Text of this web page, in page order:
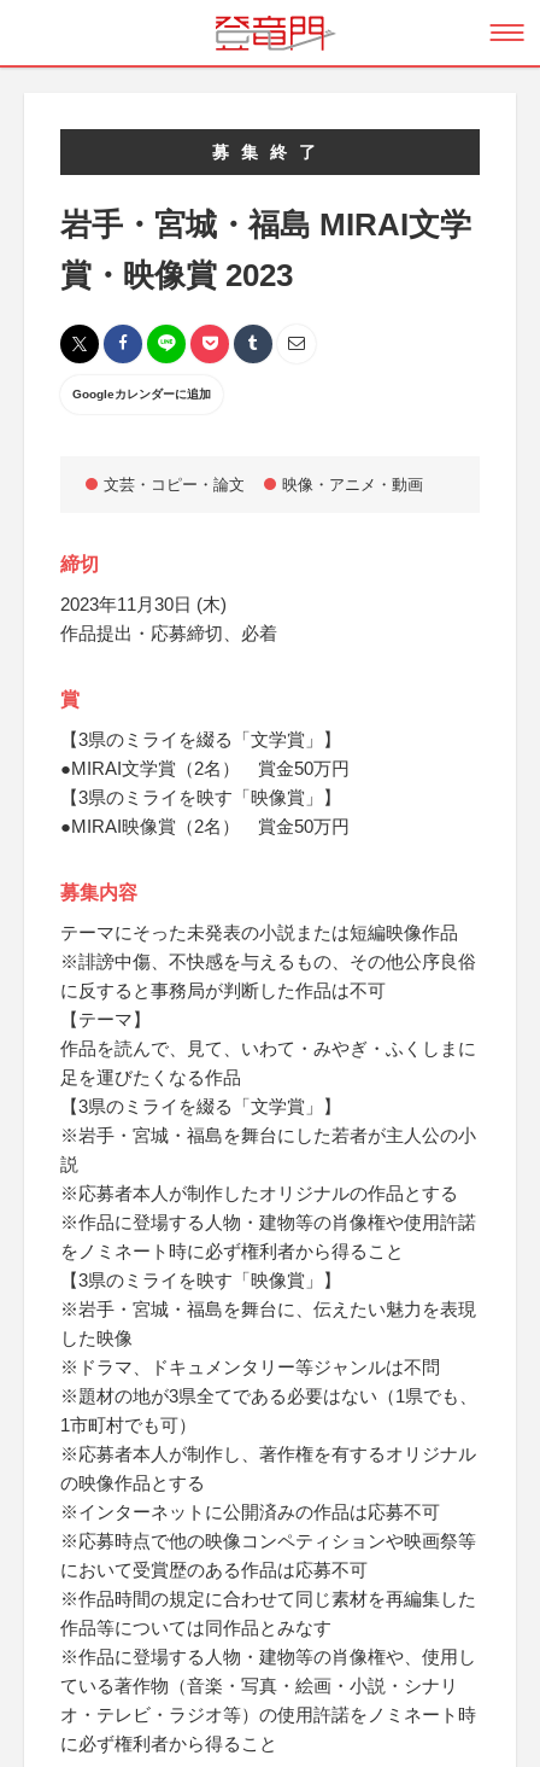
募集終了
岩手・宮城・福島 MIRAI文学
賞・映像賞 2023
Googleカレンダーに追加
文芸・コピー・論文 映像・アニメ・動画
締切
2023年11月30日 (木)
作品提出・応募締切、必着
賞
【3県のミライを綴る「文学賞」】
●MIRAI文学賞（2名） 賞金50万円
【3県のミライを映す「映像賞」】
●MIRAI映像賞（2名） 賞金50万円
募集内容
テーマにそった未発表の小説または短編映像作品
※誹謗中傷、不快感を与えるもの、その他公序良俗
に反すると事務局が判断した作品は不可
【テーマ】
作品を読んで、見て、いわて・みやぎ・ふくしまに
足を運びたくなる作品
【3県のミライを綴る「文学賞」】
※岩手・宮城・福島を舞台にした若者が主人公の小
説
※応募者本人が制作したオリジナルの作品とする
※作品に登場する人物・建物等の肖像権や使用許諾
をノミネート時に必ず権利者から得ること
【3県のミライを映す「映像賞」】
※岩手・宮城・福島を舞台に、伝えたい魅力を表現
した映像
※ドラマ、ドキュメンタリー等ジャンルは不問
※題材の地が3県全てである必要はない（1県でも、
1市町村でも可）
※応募者本人が制作し、著作権を有するオリジナル
の映像作品とする
※インターネットに公開済みの作品は応募不可
※応募時点で他の映像コンペティションや映画祭等
において受賞歴のある作品は応募不可
※作品時間の規定に合わせて同じ素材を再編集した
作品等については同作品とみなす
※作品に登場する人物・建物等の肖像権や、使用し
ている著作物（音楽・写真・絵画・小説・シナリ
オ・テレビ・ラジオ等）の使用許諾をノミネート時
に必ず権利者から得ること